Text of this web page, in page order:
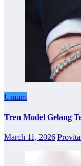
Umum
Tren Model Gelang
March 11, 2026